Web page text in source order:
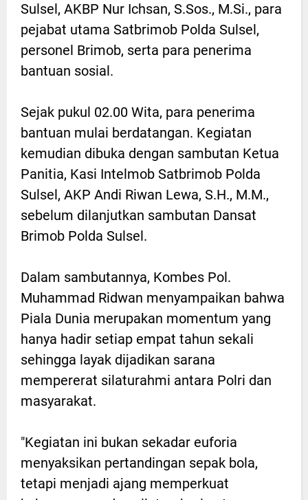
Sulsel, AKBP Nur Ichsan, S.Sos., M.Si., para
pejabat utama Satbrimob Polda Sulsel,
personel Brimob, serta para penerima
bantuan sosial.
Sejak pukul 02.00 Wita, para penerima
bantuan mulai berdatangan. Kegiatan
kemudian dibuka dengan sambutan Ketua
Panitia, Kasi Intelmob Satbrimob Polda
Sulsel, AKP Andi Riwan Lewa, S.H., M.M.,
sebelum dilanjutkan sambutan Dansat
Brimob Polda Sulsel.
Dalam sambutannya, Kombes Pol.
Muhammad Ridwan menyampaikan bahwa
Piala Dunia merupakan momentum yang
hanya hadir setiap empat tahun sekali
sehingga layak dijadikan sarana
mempererat silaturahmi antara Polri dan
masyarakat.
"Kegiatan ini bukan sekadar euforia
menyaksikan pertandingan sepak bola,
tetapi menjadi ajang memperkuat